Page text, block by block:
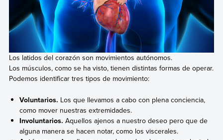
Los latidos del corazón son movimientos autónomos.
Los músculos, como se ha visto, tienen distintas formas de operar.
Podemos identificar tres tipos de movimiento:
Voluntarios. Los que llevamos a cabo con plena conciencia,
como mover nuestras extremidades.
Involuntarios. Aquellos ajenos a nuestro deseo pero que de
alguna manera se hacen notar, como los viscerales.